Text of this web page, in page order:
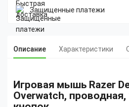
Защищенные платежи
Описание Характеристики
Игровая мышь Razer
Overwatch, проводная,